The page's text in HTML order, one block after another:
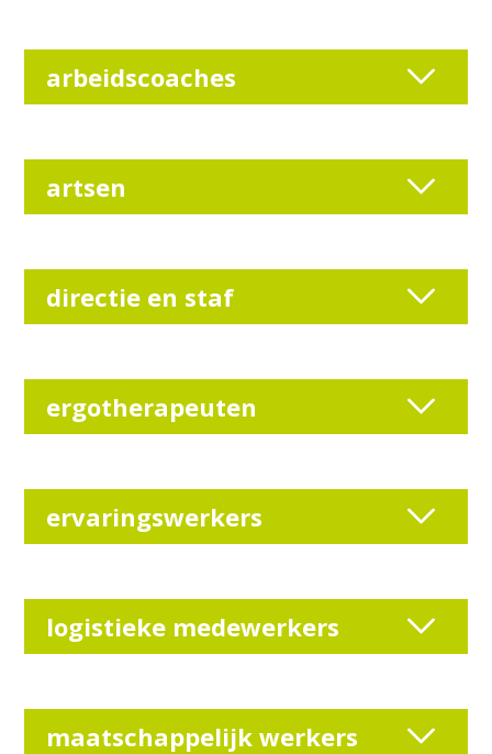
arbeidscoaches
artsen
directie en staf
ergotherapeuten
ervaringswerkers
logistieke medewerkers
maatschappelijk werkers